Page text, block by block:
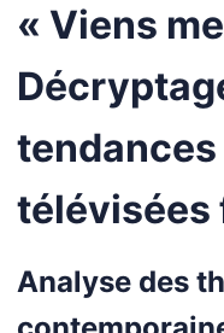
« Viens
télévisées
Analyse des